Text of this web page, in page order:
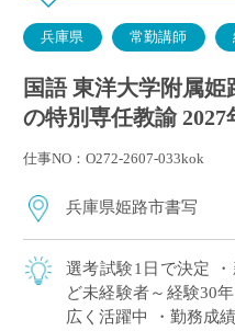
兵庫県 常勤講師
国語 東洋大学附属
の特別専任教諭 2027
仕事NO：O272-2607-033kok
兵庫県姫路市書写
選考試験1日で決定
ど未経験者～経験30
広く活躍中 ・勤務成